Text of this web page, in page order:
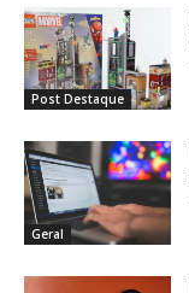
Post Destaque
Geral